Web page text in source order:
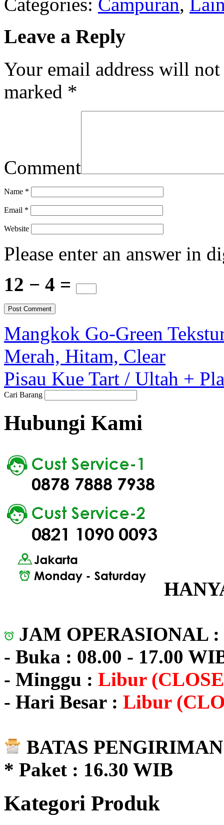
Leave a Reply
Your email address will
marked *
Comment
Name *
Email *
Website
Please enter an answer in
12 − 4 =
Mangkok Go-Green
Merah, Hitam, Clear
Pisau Kue Tart / Ultah +
Cari Barang
Hubungi Kami
JAM OPERASIONAL :
- Buka : 08.00 - 17.00
- Minggu : Libur
- Hari Besar : Libur
BATAS
* Paket : 16.30 WIB
Kategori Produk